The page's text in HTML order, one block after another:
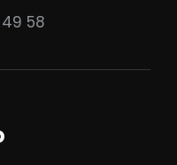
58